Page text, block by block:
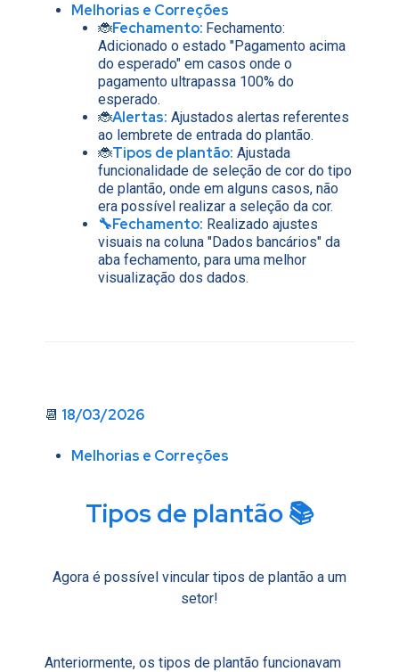
Melhorias e Correções
🐞Fechamento: Fechamento:
Adicionado o estado "Pagamento acima
do esperado" em casos onde o
pagamento ultrapassa 100% do
esperado.
🐞Alertas: Ajustados alertas referentes
ao lembrete de entrada do plantão.
🐞Tipos de plantão: Ajustada
funcionalidade de seleção de cor do tipo
de plantão, onde em alguns casos, não
era possível realizar a seleção da cor.
🔧Fechamento: Realizado ajustes
visuais na coluna "Dados bancários" da
aba fechamento, para uma melhor
visualização dos dados.
📆 18/03/2026
Melhorias e Correções
Tipos de plantão 📚
Agora é possível vincular tipos de plantão a um
setor!
Anteriormente, os tipos de plantão funcionavam